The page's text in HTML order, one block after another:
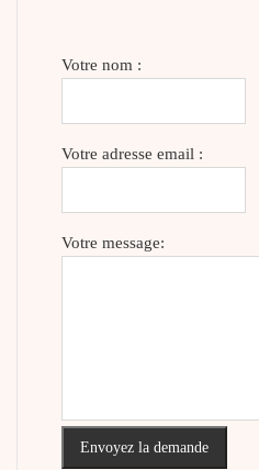
Votre nom :
Votre adresse email :
Votre message:
Envoyez la demande